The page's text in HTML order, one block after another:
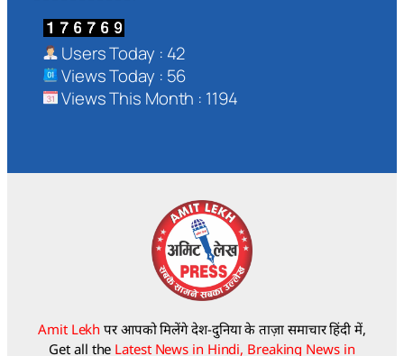
Users Today : 42
Views Today : 56
Views This Month : 1194
Amit Lekh पर आपको मिलेंगे देश-दुनिया के ताज़ा समाचार हिंदी में,
Get all the Latest News in Hindi, Breaking News in